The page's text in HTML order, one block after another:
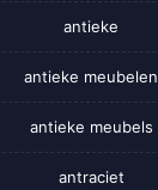
antieke
antieke meubelen
antieke meubels
antraciet